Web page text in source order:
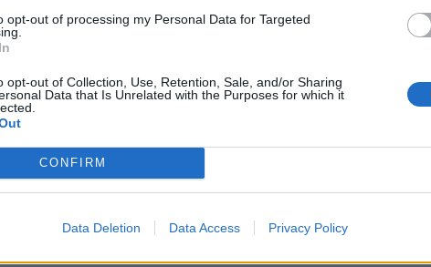
opt-out of processing my Personal Data for Targeted
opt-out of Collection, Use, Retention, Sale, and/or Sharing
Data that Is Unrelated with the Purposes for which it
CONFIRM
Data Deletion Data Access Privacy Policy
η Τάικα είχε παραδεχτεί: «Δεν
Τυχαίνει να μπορώ να
ενώ η τελευταία της
Αυστραλία, σε μια παράσταση
της τότε, είχε μιλήσει για τη
μουσική της. Το τραγούδι της